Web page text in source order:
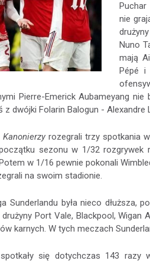
nie
Nuno
mają
Pépé i
Pierre-Emerick Aubameyang
z dwójki Folarin Balogun - Alexandre
Kanonierzy rozegrali trzy spotkania
sezonu w 1/32
w 1/16 pewnie pokonali
na swoim stadionie.
Sunderlandu była nieco dłuższa,
drużyny Port Vale, Blackpool,
karnych. W tych meczach
się dotychczas 143 razy